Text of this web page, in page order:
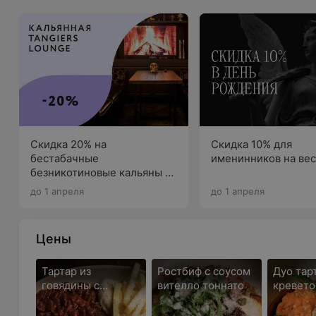
Скидка 20% на
бестабачные
безникотиновые кальяны в
обеденное время
до 1 апреля
Скидка 10% для
именинников на
до 1 апреля
Цены
Тартар из
говядины с
трюфельным
Ростбиф с соусом
вителло тоннато
Дуо